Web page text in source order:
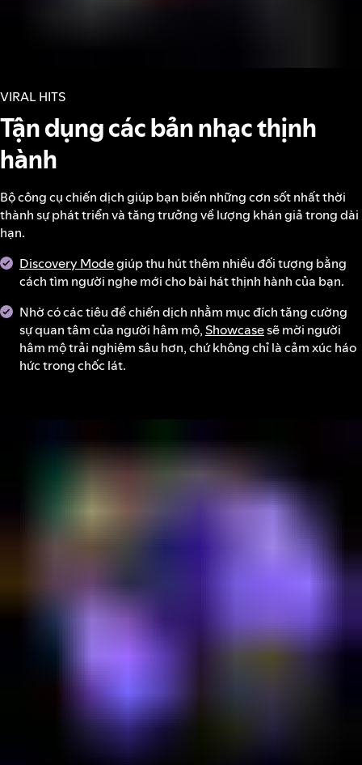
VIRAL HITS
Tận dụng các bản nhạc thịnh
hành
Bộ công cụ chiến dịch giúp bạn biến những cơn sốt nhất thời
thành sự phát triển và tăng trưởng về lượng khán giả trong dài
hạn.
Discovery Modegiúp thu hút thêm nhiều đối tượng bằng
cách tìm người nghe mới cho bài hát thịnh hành của bạn.
Nhờ có các tiêu đề chiến dịch nhằm mục đích tăng cường
sự quan tâm của người hâm mộ,Showcasesẽ mời người
hâm mộ trải nghiệm sâu hơn, chứ không chỉ là cảm xúc háo
hức trong chốc lát.